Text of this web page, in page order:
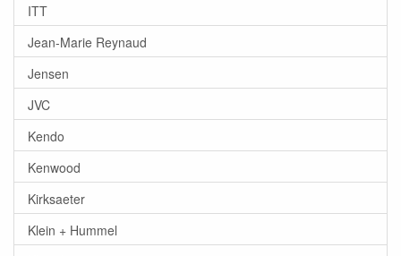
ITT
Jean-Marie Reynaud
Jensen
JVC
Kendo
Kenwood
Kirksaeter
Klein + Hummel